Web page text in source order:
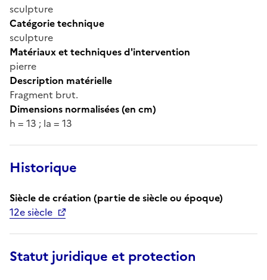
sculpture
Catégorie technique
sculpture
Matériaux et techniques d'intervention
pierre
Description matérielle
Fragment brut.
Dimensions normalisées (en cm)
h = 13 ; la = 13
Historique
Siècle de création (partie de siècle ou époque)
12e siècle
Statut juridique et protection